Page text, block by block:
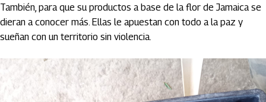
También, para que su productos a base de la flor de Jamaica se
dieran a conocer más. Ellas le apuestan con todo a la paz y
sueñan con un territorio sin violencia.